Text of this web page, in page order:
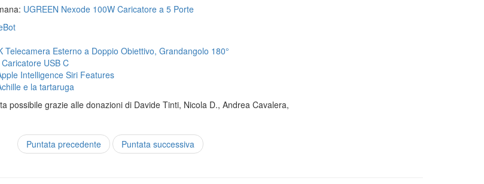
UGREEN Nexode 100W Caricatore a 5 Porte
Telecamera Esterno a Doppio Obiettivo, Grandangolo 180°
USB C
Intelligence Siri Features
e la tartaruga
possibile grazie alle donazioni di Davide Tinti, Nicola D., Andrea Cavalera,
Puntata precedente Puntata successiva